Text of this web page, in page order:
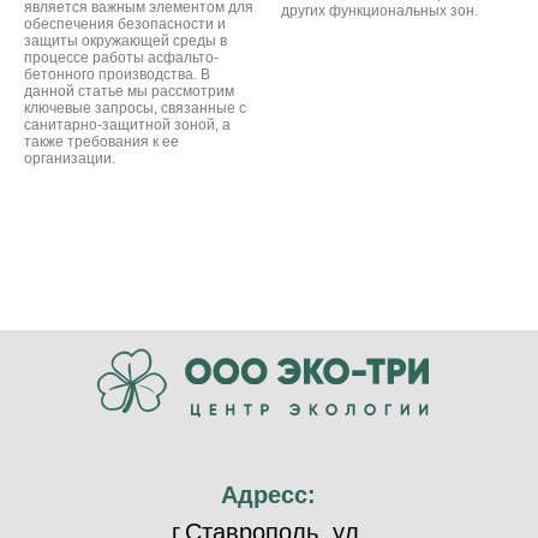
является важным элементом для
обеспечения безопасности и
защиты окружающей среды в
процессе работы асфальто-
бетонного производства. В
данной статье мы рассмотрим
ключевые запросы, связанные с
санитарно-защитной зоной, а
также требования к ее
организации.
других функциональных зон.
Адресс:
г.Ставрополь, ул.